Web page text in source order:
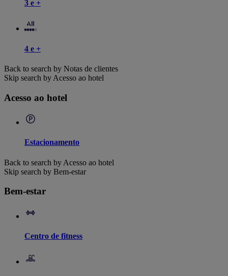
3 e +
4 e +
Back to search by Notas de clientes
Skip search by Acesso ao hotel
Acesso ao hotel
Estacionamento
Back to search by Acesso ao hotel
Skip search by Bem-estar
Bem-estar
Centro de fitness